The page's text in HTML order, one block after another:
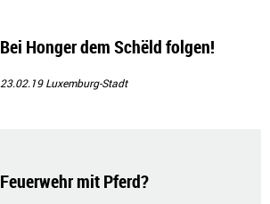
Bei Honger dem Schëld folgen!
23.02.19Luxemburg-Stadt
Feuerwehr mit Pferd?